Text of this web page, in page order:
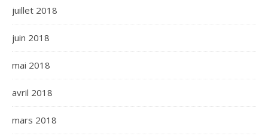
juillet 2018
juin 2018
mai 2018
avril 2018
mars 2018